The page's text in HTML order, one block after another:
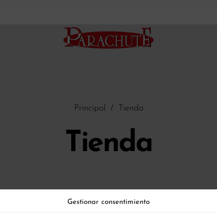
Gestionar consentimiento
Principal / Tienda
Tienda